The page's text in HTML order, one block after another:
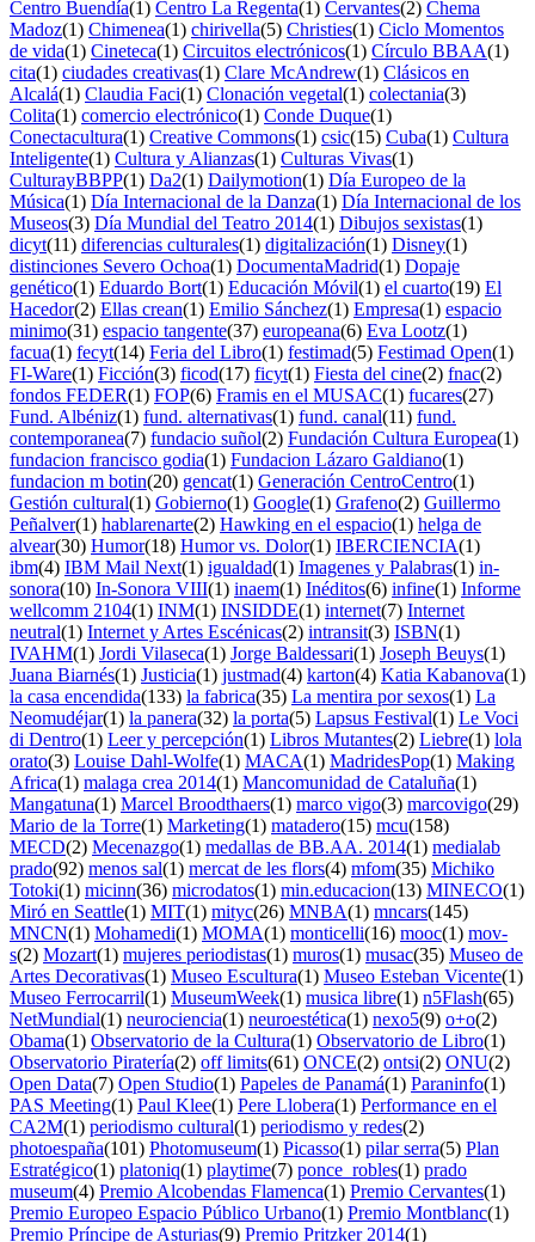
Centro Buendía(1) Centro La Regenta(1) Cervantes(2) Chema
Madoz(1) Chimenea(1) chirivella(5) Christies(1) Ciclo Momentos
de vida(1) Cineteca(1) Circuitos electrónicos(1) Círculo BBAA(1)
cita(1) ciudades creativas(1) Clare McAndrew(1) Clásicos en
Alcalá(1) Claudia Faci(1) Clonación vegetal(1) colectania(3)
Colita(1) comercio electrónico(1) Conde Duque(1)
Conectacultura(1) Creative Commons(1) csic(15) Cuba(1) Cultura
Inteligente(1) Cultura y Alianzas(1) Culturas Vivas(1)
CulturayBBPP(1) Da2(1) Dailymotion(1) Día Europeo de la
Música(1) Día Internacional de la Danza(1) Día Internacional de los
Museos(3) Día Mundial del Teatro 2014(1) Dibujos sexistas(1)
dicyt(11) diferencias culturales(1) digitalización(1) Disney(1)
distinciones Severo Ochoa(1) DocumentaMadrid(1) Dopaje
genético(1) Eduardo Bort(1) Educación Móvil(1) el cuarto(19) El
Hacedor(2) Ellas crean(1) Emilio Sánchez(1) Empresa(1) espacio
minimo(31) espacio tangente(37) europeana(6) Eva Lootz(1)
facua(1) fecyt(14) Feria del Libro(1) festimad(5) Festimad Open(1)
FI-Ware(1) Ficción(3) ficod(17) ficyt(1) Fiesta del cine(2) fnac(2)
fondos FEDER(1) FOP(6) Framis en el MUSAC(1) fucares(27)
Fund. Albéniz(1) fund. alternativas(1) fund. canal(11) fund.
contemporanea(7) fundacio suñol(2) Fundación Cultura Europea(1)
fundacion francisco godia(1) Fundacion Lázaro Galdiano(1)
fundacion m botin(20) gencat(1) Generación CentroCentro(1)
Gestión cultural(1) Gobierno(1) Google(1) Grafeno(2) Guillermo
Peñalver(1) hablarenarte(2) Hawking en el espacio(1) helga de
alvear(30) Humor(18) Humor vs. Dolor(1) IBERCIENCIA(1)
ibm(4) IBM Mail Next(1) igualdad(1) Imagenes y Palabras(1) in-
sonora(10) In-Sonora VIII(1) inaem(1) Inéditos(6) infine(1) Informe
wellcomm 2104(1) INM(1) INSIDDE(1) internet(7) Internet
neutral(1) Internet y Artes Escénicas(2) intransit(3) ISBN(1)
IVAHM(1) Jordi Vilaseca(1) Jorge Baldessari(1) Joseph Beuys(1)
Juana Biarnés(1) Justicia(1) justmad(4) karton(4) Katia Kabanova(1)
la casa encendida(133) la fabrica(35) La mentira por sexos(1) La
Neomudéjar(1) la panera(32) la porta(5) Lapsus Festival(1) Le Voci
di Dentro(1) Leer y percepción(1) Libros Mutantes(2) Liebre(1) lola
orato(3) Louise Dahl-Wolfe(1) MACA(1) MadridesPop(1) Making
Africa(1) malaga crea 2014(1) Mancomunidad de Cataluña(1)
Mangatuna(1) Marcel Broodthaers(1) marco vigo(3) marcovigo(29)
Mario de la Torre(1) Marketing(1) matadero(15) mcu(158)
MECD(2) Mecenazgo(1) medallas de BB.AA. 2014(1) medialab
prado(92) menos sal(1) mercat de les flors(4) mfom(35) Michiko
Totoki(1) micinn(36) microdatos(1) min.educacion(13) MINECO(1)
Miró en Seattle(1) MIT(1) mityc(26) MNBA(1) mncars(145)
MNCN(1) Mohamedi(1) MOMA(1) monticelli(16) mooc(1) mov-
s(2) Mozart(1) mujeres periodistas(1) muros(1) musac(35) Museo de
Artes Decorativas(1) Museo Escultura(1) Museo Esteban Vicente(1)
Museo Ferrocarril(1) MuseumWeek(1) musica libre(1) n5Flash(65)
NetMundial(1) neurociencia(1) neuroestética(1) nexo5(9) o+o(2)
Obama(1) Observatorio de la Cultura(1) Observatorio de Libro(1)
Observatorio Piratería(2) off limits(61) ONCE(2) ontsi(2) ONU(2)
Open Data(7) Open Studio(1) Papeles de Panamá(1) Paraninfo(1)
PAS Meeting(1) Paul Klee(1) Pere Llobera(1) Performance en el
CA2M(1) periodismo cultural(1) periodismo y redes(2)
photoespaña(101) Photomuseum(1) Picasso(1) pilar serra(5) Plan
Estratégico(1) platoniq(1) playtime(7) ponce_robles(1) prado
museum(4) Premio Alcobendas Flamenca(1) Premio Cervantes(1)
Premio Europeo Espacio Público Urbano(1) Premio Montblanc(1)
Premio Príncipe de Asturias(9) Premio Pritzker 2014(1)